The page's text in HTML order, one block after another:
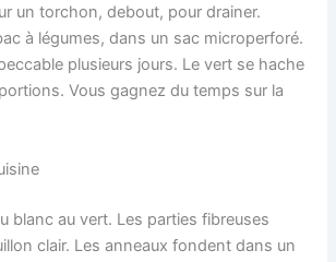
un torchon, debout, pour drainer.
à légumes, dans un sac microperforé.
plusieurs jours. Le vert se hache
Vous gagnez du temps sur la
blanc au vert. Les parties fibreuses
clair. Les anneaux fondent dans un